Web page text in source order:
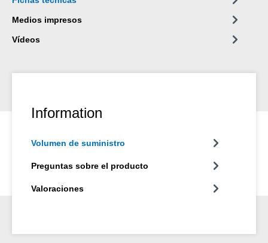
Medios impresos
Vídeos
Information
Volumen de suministro
Preguntas sobre el producto
Valoraciones